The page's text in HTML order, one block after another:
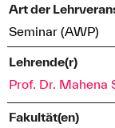
Art der
Seminar (AWP)
Lehrende(r)
Prof. Dr. Mahena
Fakultät(en)